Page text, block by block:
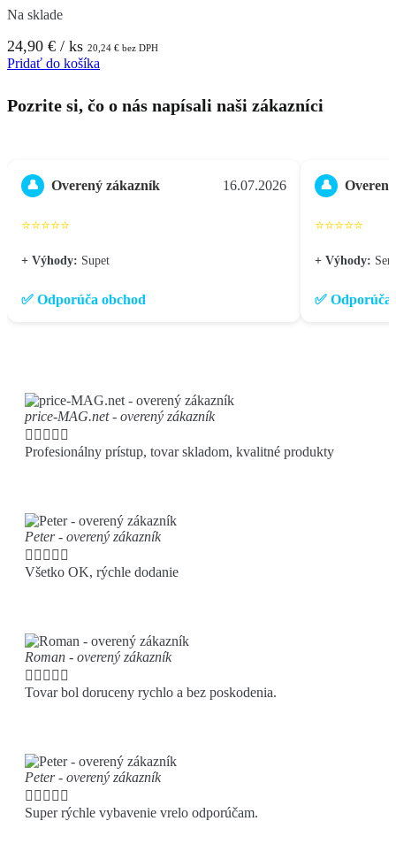
Na sklade
24,90 € / ks 20,24 € bez DPH
Pridať do košíka
Pozrite si, čo o nás napísali naši zákazníci
👤 Overený zákazník 16.07.2026
⭐⭐⭐⭐⭐
+ Výhody: Supet
✅ Odporúča obchod
👤
⭐⭐⭐⭐⭐
+ Výhody:
✅ Odporúča
price-MAG.net - overený zákazník
    
Profesionálny prístup, tovar skladom, kvalitné produkty
Peter - overený zákazník
    
Všetko OK, rýchle dodanie
Roman - overený zákazník
    
Tovar bol doruceny rychlo a bez poskodenia.
Peter - overený zákazník
    
Super rýchle vybavenie vrelo odporúčam.